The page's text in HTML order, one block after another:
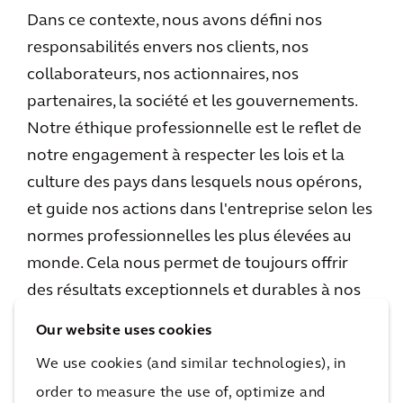
Our website uses cookies
We use cookies (and similar technologies), in
order to measure the use of, optimize and
Dans ce contexte, nous avons défini nos
responsabilités envers nos clients, nos
collaborateurs, nos actionnaires, nos
partenaires, la société et les gouvernements.
Notre éthique professionnelle est le reflet de
notre engagement à respecter les lois et la
culture des pays dans lesquels nous opérons,
et guide nos actions dans l'entreprise selon les
normes professionnelles les plus élevées au
monde. Cela nous permet de toujours offrir
des résultats exceptionnels et durables à nos